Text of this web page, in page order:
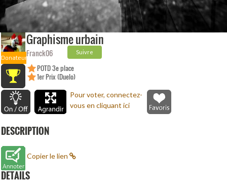
Donateur
Graphisme urbain
Franck06 Suivre
POTD 3e place
1er Prix (Duelo)
Pour voter, connectez-
vous en cliquant ici
DESCRIPTION
Copier le lien
DETAILS